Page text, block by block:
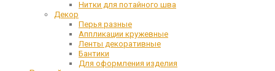
Нитки для потайного шва
Декор
Перья разные
Аппликации кружевные
Ленты декоративные
Бантики
Для оформления изделия